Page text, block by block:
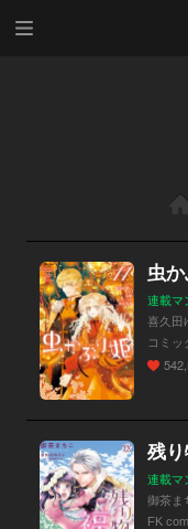
虫
連載マ
喜久田
コミッ
残り
連載マ
御茶ま
FK